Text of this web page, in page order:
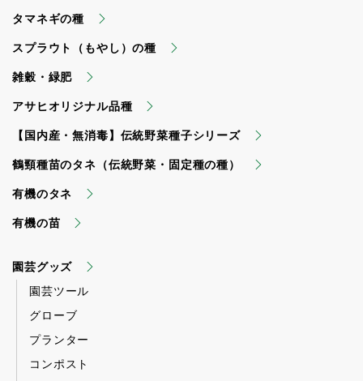
タマネギの種
スプラウト（もやし）の種
雑穀・緑肥
アサヒオリジナル品種
【国内産・無消毒】伝統野菜種子シリーズ
鶴頸種苗のタネ（伝統野菜・固定種の種）
有機のタネ
有機の苗
園芸グッズ
園芸ツール
グローブ
プランター
コンポスト